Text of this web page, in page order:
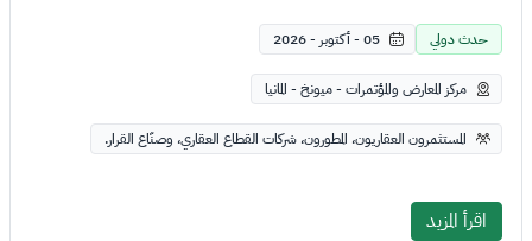
حدث دولي 05 - أكتوبر - 2026
مركز المعارض والمؤتمرات - ميونخ - المانيا
المستثمرون العقاريون، المطورون، شركات القطاع العقاري، وصنّاع القرار.
اقرأ المزيد